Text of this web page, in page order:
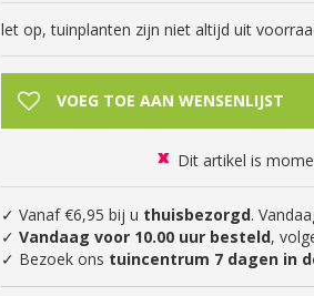
let op, tuinplanten zijn niet altijd uit
Dit artikel is
✓ Vanaf €6,95 bij u thuisbezorgd.
✓ Vandaag voor 10.00 uur besteld,
✓ Bezoek ons tuincentrum 7 dagen in